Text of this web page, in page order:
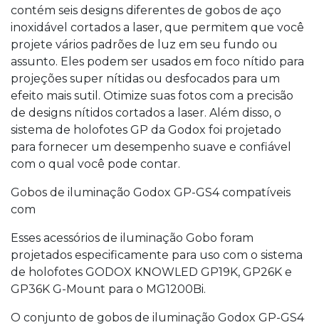
contém seis designs diferentes de gobos de aço
inoxidável cortados a laser, que permitem que você
projete vários padrões de luz em seu fundo ou
assunto. Eles podem ser usados ​​em foco nítido para
projeções super nítidas ou desfocados para um
efeito mais sutil. Otimize suas fotos com a precisão
de designs nítidos cortados a laser. Além disso, o
sistema de holofotes GP da Godox foi projetado
para fornecer um desempenho suave e confiável
com o qual você pode contar.
Gobos de iluminação Godox GP-GS4 compatíveis
com
Esses acessórios de iluminação Gobo foram
projetados especificamente para uso com o sistema
de holofotes GODOX KNOWLED GP19K, GP26K e
GP36K G-Mount para o MG1200Bi.
O conjunto de gobos de iluminação Godox GP-GS4